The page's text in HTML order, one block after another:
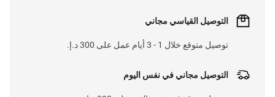
التوصيل القياسي مجاني
توصيل متوقع خلال 1 - 3 أيام عمل على 300 د.إ.
التوصيل مجاني في نفس اليوم